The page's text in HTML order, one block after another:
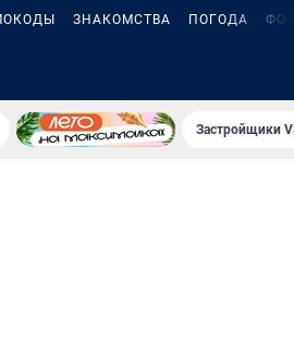
ЗНАКОМСТВА ПОГОДА
Застройщики